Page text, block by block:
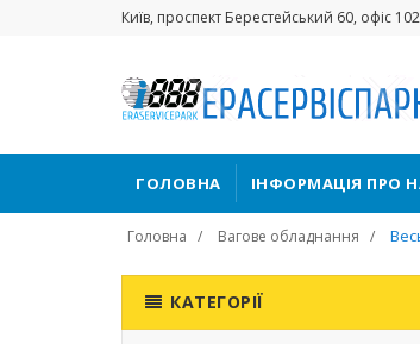
Київ, проспект Берестейський 60, офіс
ГОЛОВНА ІНФОРМАЦІЯ ПРО
Головна Вагове обладнання
КАТЕГОРІЇ